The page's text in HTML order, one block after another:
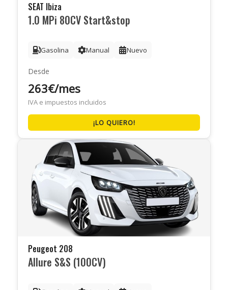
SEAT Ibiza
1.0 MPi 80CV Start&stop
Gasolina Manual Nuevo
Desde
263€/mes
IVA e impuestos incluidos
¡LO QUIERO!
Peugeot 208
Allure S&S (100CV)